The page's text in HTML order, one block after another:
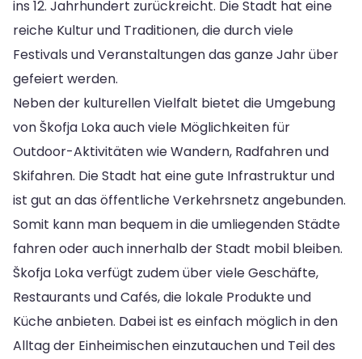
ins 12. Jahrhundert zurückreicht. Die Stadt hat eine
reiche Kultur und Traditionen, die durch viele
Festivals und Veranstaltungen das ganze Jahr über
gefeiert werden.
Neben der kulturellen Vielfalt bietet die Umgebung
von Škofja Loka auch viele Möglichkeiten für
Outdoor-Aktivitäten wie Wandern, Radfahren und
Skifahren. Die Stadt hat eine gute Infrastruktur und
ist gut an das öffentliche Verkehrsnetz angebunden.
Somit kann man bequem in die umliegenden Städte
fahren oder auch innerhalb der Stadt mobil bleiben.
Škofja Loka verfügt zudem über viele Geschäfte,
Restaurants und Cafés, die lokale Produkte und
Küche anbieten. Dabei ist es einfach möglich in den
Alltag der Einheimischen einzutauchen und Teil des